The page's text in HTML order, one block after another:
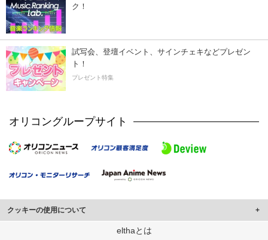
ク！
試写会、登壇イベント、サインチェキなどプレゼン
ト！
プレゼント特集
オリコングループサイト
クッキーの使用について
このサイトでは Cookie を使用して、ユーザーに合わせたコンテンツや広告の
elthaとは